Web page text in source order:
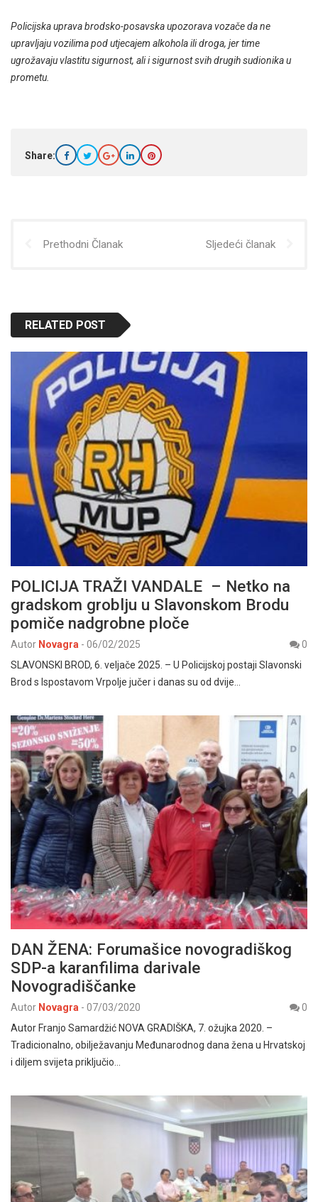
Policijska uprava brodsko-posavska upozorava vozače da ne
upravljaju vozilima pod utjecajem alkohola ili droga, jer time
ugrožavaju vlastitu sigurnost, ali i sigurnost svih drugih sudionika u
prometu.
Share:
Prethodni Članak Sljedeći članak
RELATED POST
POLICIJA TRAŽI VANDALE – Netko na
gradskom groblju u Slavonskom Brodu
pomiče nadgrobne ploče
Autor Novagra - 06/02/2025
0
SLAVONSKI BROD, 6. veljače 2025. – U Policijskoj postaji Slavonski
Brod s Ispostavom Vrpolje jučer i danas su od dvije…
DAN ŽENA: Forumašice novogradiškog
SDP-a karanfilima darivale
Novogradiščanke
Autor Novagra - 07/03/2020
0
Autor Franjo Samardžić NOVA GRADIŠKA, 7. ožujka 2020. –
Tradicionalno, obilježavanju Međunarodnog dana žena u Hrvatskoj
i diljem svijeta priključio…